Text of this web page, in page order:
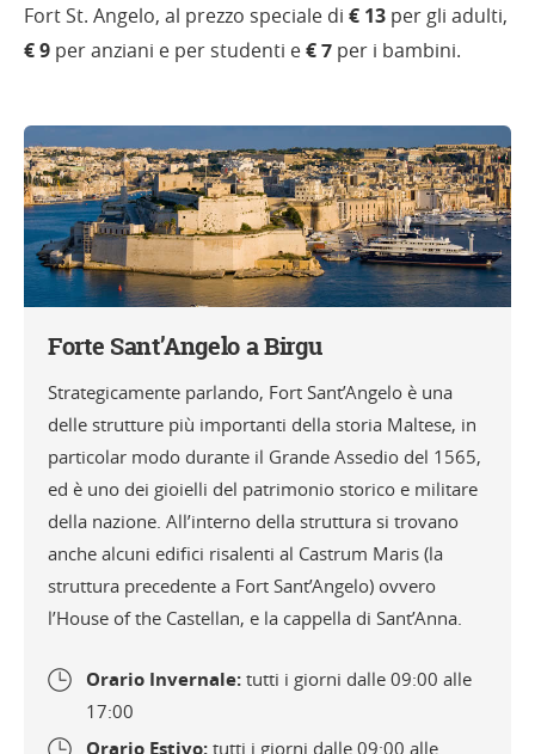
Fort St. Angelo, al prezzo speciale di € 13 per gli adulti,
€ 9 per anziani e per studenti e€ 7 per i bambini.
Forte Sant’Angelo a Birgu
Strategicamente parlando, Fort Sant’Angelo è una
delle strutture più importanti della storia Maltese, in
particolar modo durante il Grande Assedio del 1565,
ed è uno dei gioielli del patrimonio storico e militare
della nazione. All’interno della struttura si trovano
anche alcuni edifici risalenti al Castrum Maris (la
struttura precedente a Fort Sant’Angelo) ovvero
l’House of the Castellan, e la cappella di Sant’Anna.
Orario Invernale: tutti i giorni dalle 09:00 alle
17:00
Orario Estivo: tutti i giorni dalle 09:00 alle